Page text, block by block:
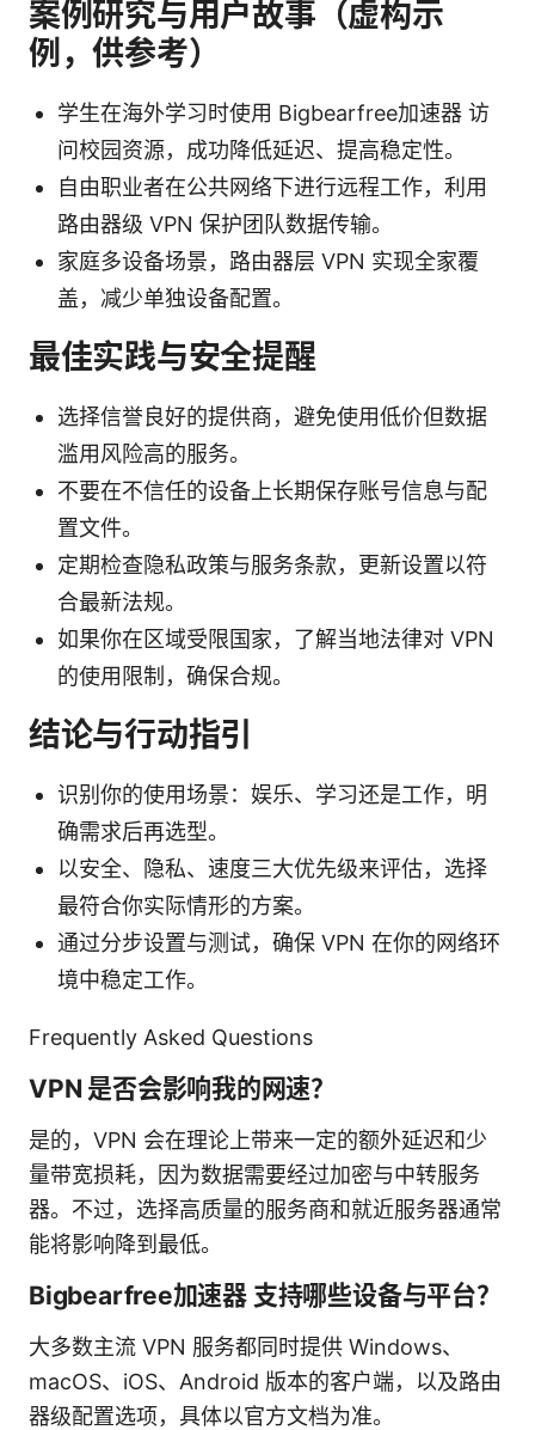
案例研究与用户故事（虚构示
例，供参考）
学生在海外学习时使用 Bigbearfree加速器 访
问校园资源，成功降低延迟、提高稳定性。
自由职业者在公共网络下进行远程工作，利用
路由器级 VPN 保护团队数据传输。
家庭多设备场景，路由器层 VPN 实现全家覆
盖，减少单独设备配置。
最佳实践与安全提醒
选择信誉良好的提供商，避免使用低价但数据
滥用风险高的服务。
不要在不信任的设备上长期保存账号信息与配
置文件。
定期检查隐私政策与服务条款，更新设置以符
合最新法规。
如果你在区域受限国家，了解当地法律对 VPN
的使用限制，确保合规。
结论与行动指引
识别你的使用场景：娱乐、学习还是工作，明
确需求后再选型。
以安全、隐私、速度三大优先级来评估，选择
最符合你实际情形的方案。
通过分步设置与测试，确保 VPN 在你的网络环
境中稳定工作。
Frequently Asked Questions
VPN 是否会影响我的网速？
是的，VPN 会在理论上带来一定的额外延迟和少
量带宽损耗，因为数据需要经过加密与中转服务
器。不过，选择高质量的服务商和就近服务器通常
能将影响降到最低。
Bigbearfree加速器 支持哪些设备与平台？
大多数主流 VPN 服务都同时提供 Windows、
macOS、iOS、Android 版本的客户端，以及路由
器级配置选项，具体以官方文档为准。